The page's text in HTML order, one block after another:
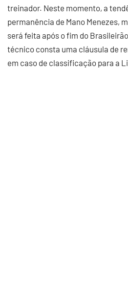
treinador. Neste momento, a
permanência de Mano Menezes,
será feita após o fim do
técnico consta uma cláusula de
em caso de classificação para a